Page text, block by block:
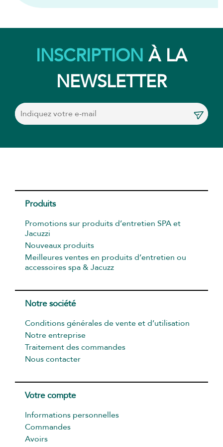
INSCRIPTION À LA
NEWSLETTER
Produits
Promotions sur produits d’entretien SPA et
Jacuzzi
Nouveaux produits
Meilleures ventes en produits d’entretien ou
accessoires spa & Jacuzz
Notre société
Conditions générales de vente et d’utilisation
Notre entreprise
Traitement des commandes
Nous contacter
Votre compte
Informations personnelles
Commandes
Avoirs